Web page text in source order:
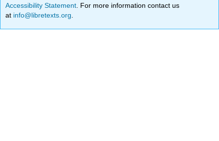
Accessibility Statement . For more information contact us
at info@libretexts.org